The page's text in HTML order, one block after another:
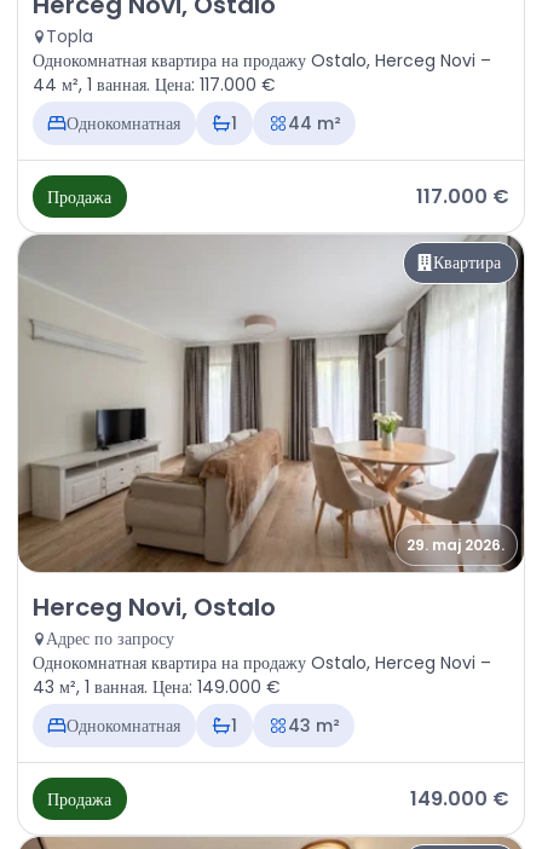
Topla
Однокомнатная квартира на продажу Ostalo, Herceg Novi –
44 м², 1 ванная. Цена: 117.000 €
Однокомнатная
1 44 m²
Продажа 117.000 €
Квартира
29. maj 2026.
Продажа - Квартира Herceg Novi, Ostalo
Herceg Novi, Ostalo
Адрес по запросу
Однокомнатная квартира на продажу Ostalo, Herceg Novi –
43 м², 1 ванная. Цена: 149.000 €
Однокомнатная
1 43 m²
Продажа 149.000 €